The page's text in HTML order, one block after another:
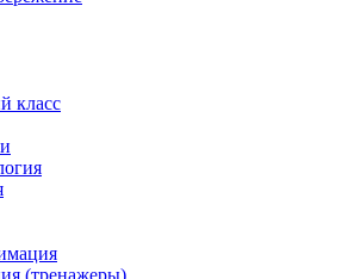
класс
(тренажеры)